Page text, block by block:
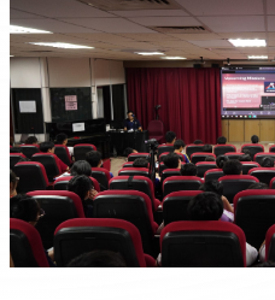
e
b
o
o
k
s
A
p
p
h
at